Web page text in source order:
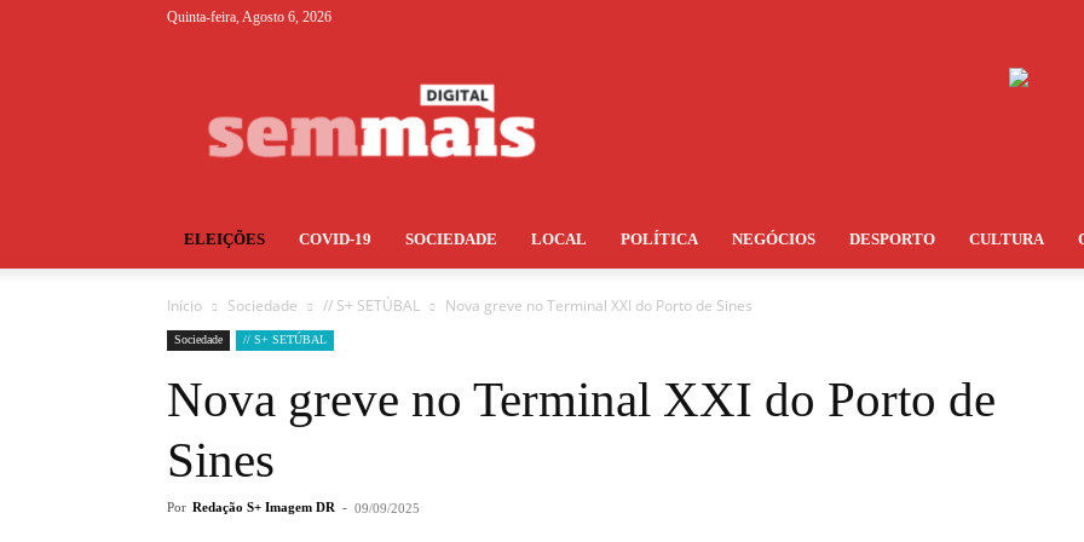
Quinta-feira, Agosto 6, 2026
ELEIÇÕES COVID-19 SOCIEDADE LOCAL POLÍTICA NEGÓCIOS DESPORTO CULTURA
Início Sociedade // S+ SETÚBAL Nova greve no Terminal XXI do Porto de Sines
Sociedade // S+ SETÚBAL
Nova greve no Terminal XXI do Porto de
Sines
Por Redação S+ Imagem DR - 09/09/2025